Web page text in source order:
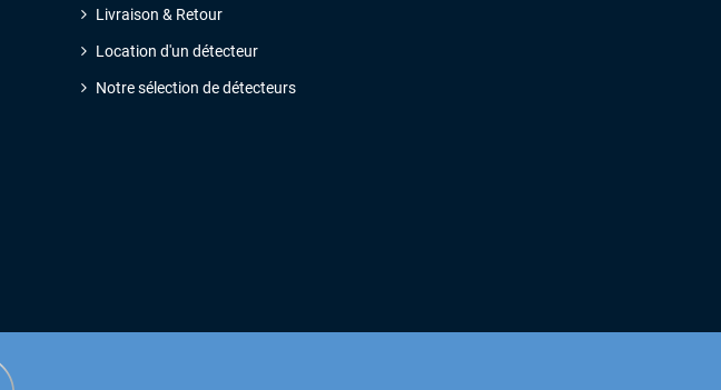
Livraison & Retour
Location d'un détecteur
Notre sélection de détecteurs